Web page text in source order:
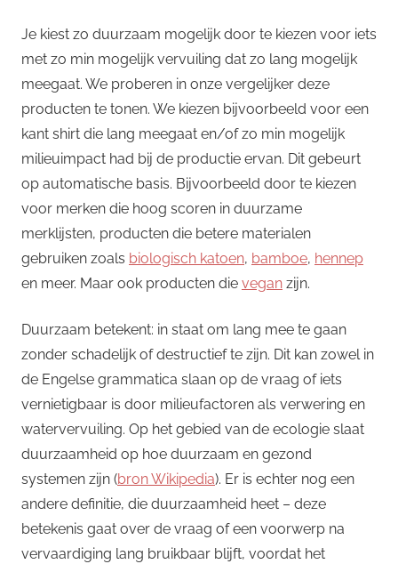
Je kiest zo duurzaam mogelijk door te kiezen voor iets
met zo min mogelijk vervuiling dat zo lang mogelijk
meegaat. We proberen in onze vergelijker deze
producten te tonen. We kiezen bijvoorbeeld voor een
kant shirt die lang meegaat en/of zo min mogelijk
milieuimpact had bij de productie ervan. Dit gebeurt
op automatische basis. Bijvoorbeeld door te kiezen
voor merken die hoog scoren in duurzame
merklijsten, producten die betere materialen
gebruiken zoals biologisch katoen, bamboe, hennep
en meer. Maar ook producten die vegan zijn.
Duurzaam betekent: in staat om lang mee te gaan
zonder schadelijk of destructief te zijn. Dit kan zowel in
de Engelse grammatica slaan op de vraag of iets
vernietigbaar is door milieufactoren als verwering en
watervervuiling. Op het gebied van de ecologie slaat
duurzaamheid op hoe duurzaam en gezond
systemen zijn (bron Wikipedia). Er is echter nog een
andere definitie, die duurzaamheid heet – deze
betekenis gaat over de vraag of een voorwerp na
vervaardiging lang bruikbaar blijft, voordat het